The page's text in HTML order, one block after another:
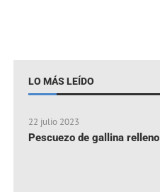
LO MÁS LEÍDO
22 julio 2023
Pescuezo de gallina relleno